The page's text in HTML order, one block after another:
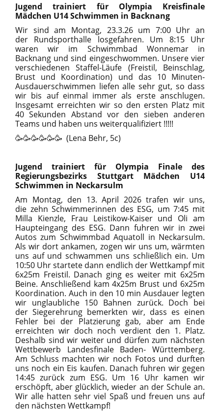
Jugend trainiert für Olympia Kreisfinale
Mädchen U14 Schwimmen in Backnang
Wir sind am Montag, 23.3.26 um 7:00 Uhr an
der Rundsporthalle losgefahren. Um 8:15 Uhr
waren wir im Schwimmbad Wonnemar in
Backnang und sind eingeschwommen. Unsere vier
verschiedenen Staffel-Läufe (Freistil, Beinschlag,
Brust und Koordination) und das 10 Minuten-
Ausdauerschwimmen liefen alle sehr gut, so dass
wir bis auf einmal immer als erste anschlugen.
Insgesamt erreichten wir so den ersten Platz mit
40 Sekunden Abstand vor den sieben anderen
Teams und haben uns weiterqualifiziert !!!!!
🥳🥳🥳🥳🥳🥳 (Lena Behr, 5c)
Jugend trainiert für Olympia Finale
des
Regierungsbezirks Stuttgart
Mädchen U14
Schwimmen in Neckarsulm
Am Montag, den 13. April 2026 trafen wir uns,
die zehn Schwimmerinnen des ESG, um 7:45 mit
Milla Kienzle, Frau Leistikow-Kaiser und Oli am
Haupteingang des ESG. Dann fuhren wir in zwei
Autos zum Schwimmbad Aquatoll in Neckarsulm.
Als wir dort ankamen, zogen wir uns um, wärmten
uns auf und schwammen uns schließlich ein. Um
10:50 Uhr startete dann endlich der Wettkampf mit
6x25m Freistil. Danach ging es weiter mit 6x25m
Beine. Anschließend kam 4x25m Brust und 6x25m
Koordination. Auch in den 10 min Ausdauer legten
wir unglaubliche 150 Bahnen zurück. Doch bei
der Siegerehrung bemerkten wir, dass es einen
Fehler bei der Platzierung gab, aber am Ende
erreichten wir doch noch verdient den 1. Platz.
Deshalb sind wir weiter und dürfen zum nächsten
Wettbewerb Landesfinale Baden- Württemberg.
Am Schluss machten wir noch Fotos und durften
uns noch ein Eis kaufen. Danach fuhren wir gegen
14:45 zurück zum ESG. Um 16 Uhr kamen wir
erschöpft, aber glücklich, wieder an der Schule an.
Wir alle hatten sehr viel Spaß und freuen uns auf
den nächsten Wettkampf!